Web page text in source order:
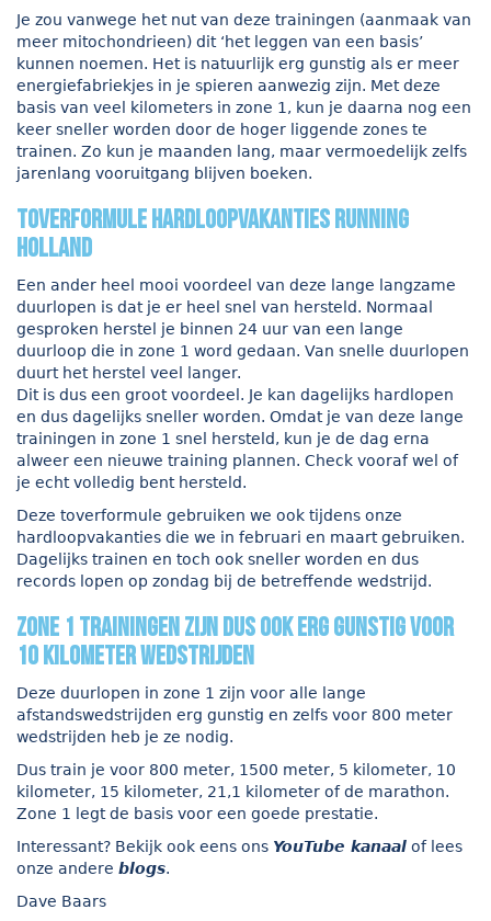
Je zou vanwege het nut van deze trainingen (aanmaak van
meer mitochondrieen) dit ‘het leggen van een basis’
kunnen noemen. Het is natuurlijk erg gunstig als er meer
energiefabriekjes in je spieren aanwezig zijn. Met deze
basis van veel kilometers in zone 1, kun je daarna nog een
keer sneller worden door de hoger liggende zones te
trainen. Zo kun je maanden lang, maar vermoedelijk zelfs
jarenlang vooruitgang blijven boeken.
Toverformule hardloopvakanties Running
Holland
Een ander heel mooi voordeel van deze lange langzame
duurlopen is dat je er heel snel van hersteld. Normaal
gesproken herstel je binnen 24 uur van een lange
duurloop die in zone 1 word gedaan. Van snelle duurlopen
duurt het herstel veel langer.
Dit is dus een groot voordeel. Je kan dagelijks hardlopen
en dus dagelijks sneller worden. Omdat je van deze lange
trainingen in zone 1 snel hersteld, kun je de dag erna
alweer een nieuwe training plannen. Check vooraf wel of
je echt volledig bent hersteld.
Deze toverformule gebruiken we ook tijdens onze
hardloopvakanties die we in februari en maart gebruiken.
Dagelijks trainen en toch ook sneller worden en dus
records lopen op zondag bij de betreffende wedstrijd.
Zone 1 trainingen zijn dus ook erg gunstig voor
10 kilometer wedstrijden
Deze duurlopen in zone 1 zijn voor alle lange
afstandswedstrijden erg gunstig en zelfs voor 800 meter
wedstrijden heb je ze nodig.
Dus train je voor 800 meter, 1500 meter, 5 kilometer, 10
kilometer, 15 kilometer, 21,1 kilometer of de marathon.
Zone 1 legt de basis voor een goede prestatie.
Interessant? Bekijk ook eens ons YouTube kanaal of lees
onze andere blogs.
Dave Baars